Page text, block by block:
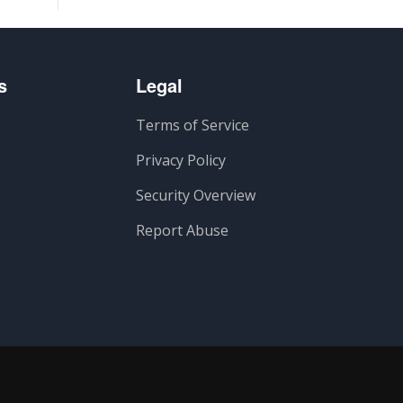
Legal
Terms of Service
Privacy Policy
Security Overview
Report Abuse